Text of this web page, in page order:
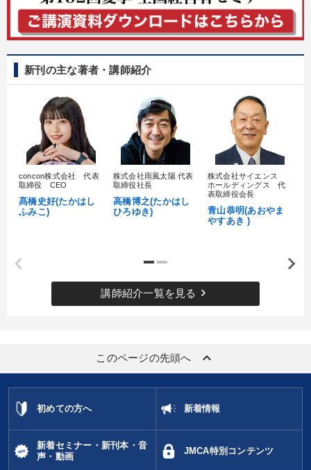
新刊の主な著者・講師紹介
concon株式会社 代表
取締役 CEO
髙橋史好(たかはし
ふみこ)
株式会社雨風太陽 代表
取締役社長
高橋博之(たかはし
ひろゆき)
株式会社サイエンス
ホールディングス 代
表取締役会長
青山恭明(あおやま
やすあき )
講師紹介一覧を見る keyboard_arrow_right
このページの先頭へ keyboard_arrow_up
初めての方へ 新着情報
新着セミナー・新刊本・音
声・動画
JMCA特別コンテンツ